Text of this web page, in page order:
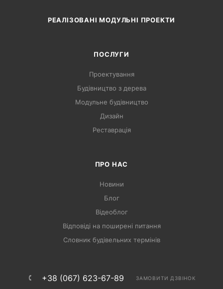
РЕАЛІЗОВАНІ МОДУЛЬНІ ПРОЕКТИ
ПОСЛУГИ
Проектування
Будівництво з дерева
Модульне будівництво
Дизайн
Реставрація
ПРО НАС
Новини
Блог
Відеоблог
Відповіді на поширені питання
Словник будівельних термінів
+38 (067) 623-67-89 ЗАМОВИТИ ДЗВІНОК